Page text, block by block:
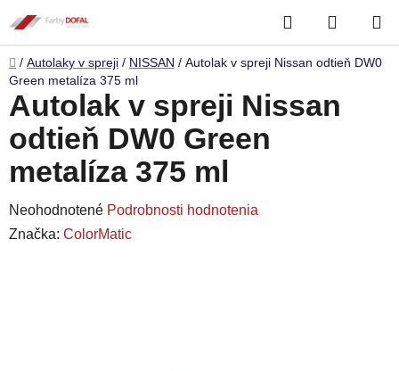
na
obsah
Hľadať
KOŠÍK
Domov
/ Autolaky v spreji / NISSAN / Autolak v spreji Nissan odtieň DW0
Green metalíza 375 ml
Autolak v spreji Nissan
odtieň DW0 Green
metalíza 375 ml
Priemerné
hodnotenie
Neohodnotené Podrobnosti hodnotenia
Značka: ColorMatic